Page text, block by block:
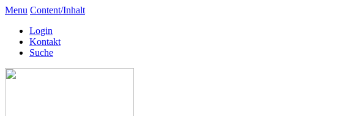
Menu Content/Inhalt
Login
Kontakt
Suche